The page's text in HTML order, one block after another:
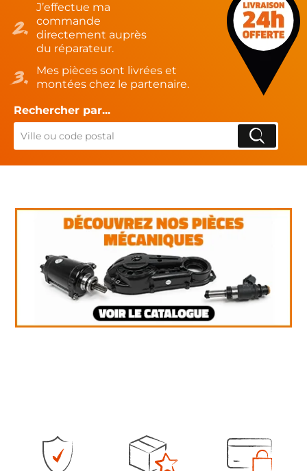
J’effectue ma
commande
directement auprès
du réparateur.
Mes pièces sont livrées et
montées chez le partenaire.
Rechercher par...